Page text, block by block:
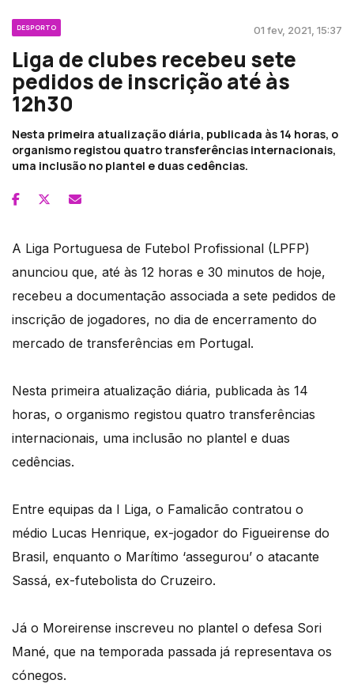
DESPORTO 01 fev, 2021, 15:37
Liga de clubes recebeu sete
pedidos de inscrição até às
12h30
Nesta primeira atualização diária, publicada às 14 horas, o
organismo registou quatro transferências internacionais,
uma inclusão no plantel e duas cedências.
A Liga Portuguesa de Futebol Profissional (LPFP)
anunciou que, até às 12 horas e 30 minutos de hoje,
recebeu a documentação associada a sete pedidos de
inscrição de jogadores, no dia de encerramento do
mercado de transferências em Portugal.
Nesta primeira atualização diária, publicada às 14
horas, o organismo registou quatro transferências
internacionais, uma inclusão no plantel e duas
cedências.
Entre equipas da I Liga, o Famalicão contratou o
médio Lucas Henrique, ex-jogador do Figueirense do
Brasil, enquanto o Marítimo ‘assegurou’ o atacante
Sassá, ex-futebolista do Cruzeiro.
Já o Moreirense inscreveu no plantel o defesa Sori
Mané, que na temporada passada já representava os
cónegos.